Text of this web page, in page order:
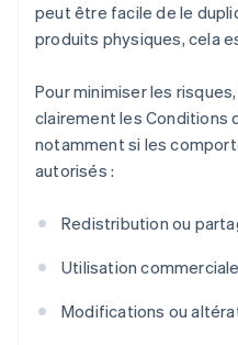
peut être facile de le
produits physiques, cela
Pour minimiser les
clairement les Conditions
notamment si les
autorisés :
Redistribution ou
Utilisation commerciale
Modifications ou